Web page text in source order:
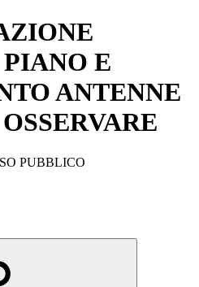
E
ANTENNE
PUBBLICO